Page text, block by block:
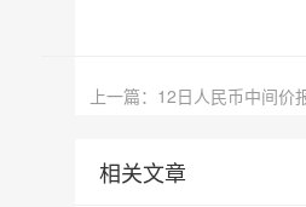
上一篇：12日人民币中间
相关文章